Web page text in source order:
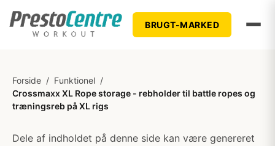
BRUGT-MARKED
Forside / Funktionel /
Crossmaxx XL Rope storage - rebholder til battle ropes og
træningsreb på XL rigs
Dele af indholdet på denne side kan være genereret